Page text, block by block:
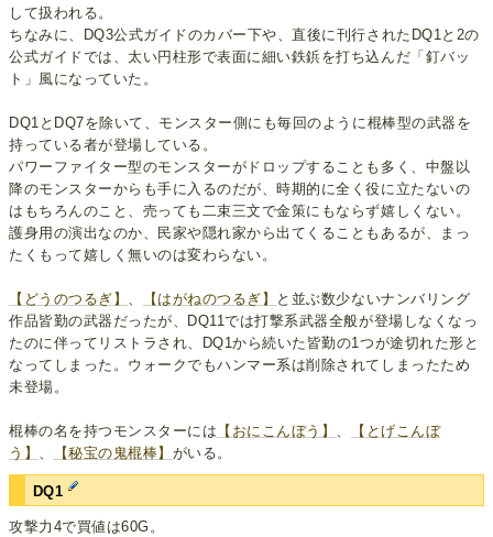
して扱われる。
ちなみに、DQ3公式ガイドのカバー下や、直後に刊行されたDQ1と2の
公式ガイドでは、太い円柱形で表面に細い鉄鋲を打ち込んだ「釘バッ
ト」風になっていた。
DQ1とDQ7を除いて、モンスター側にも毎回のように棍棒型の武器を
持っている者が登場している。
パワーファイター型のモンスターがドロップすることも多く、中盤以
降のモンスターからも手に入るのだが、時期的に全く役に立たないの
はもちろんのこと、売っても二束三文で金策にもならず嬉しくない。
護身用の演出なのか、民家や隠れ家から出てくることもあるが、まっ
たくもって嬉しく無いのは変わらない。
【どうのつるぎ】 【はがねのつるぎ】
と並ぶ数少ないナンバリング
作品皆勤の武器だったが、DQ11では打撃系武器全般が登場しなくなっ
たのに伴ってリストラされ、DQ1から続いた皆勤の1つが途切れた形と
なってしまった。ウォークでもハンマー系は削除されてしまったため
未登場。
棍棒の名を持つモンスターには 【おにこんぼう】
【とげこんぼ
う】
【秘宝の鬼棍棒】 がいる。
DQ1
攻撃力4で買値は60G。